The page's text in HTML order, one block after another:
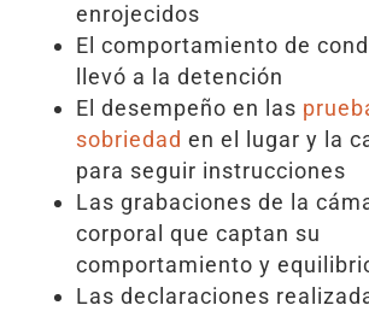
enrojecidos
El comportamiento de
llevó a la detención
El desempeño en las
sobriedad en el lugar y la
para seguir instrucciones
Las grabaciones de la
corporal que captan su
comportamiento y
Las declaraciones